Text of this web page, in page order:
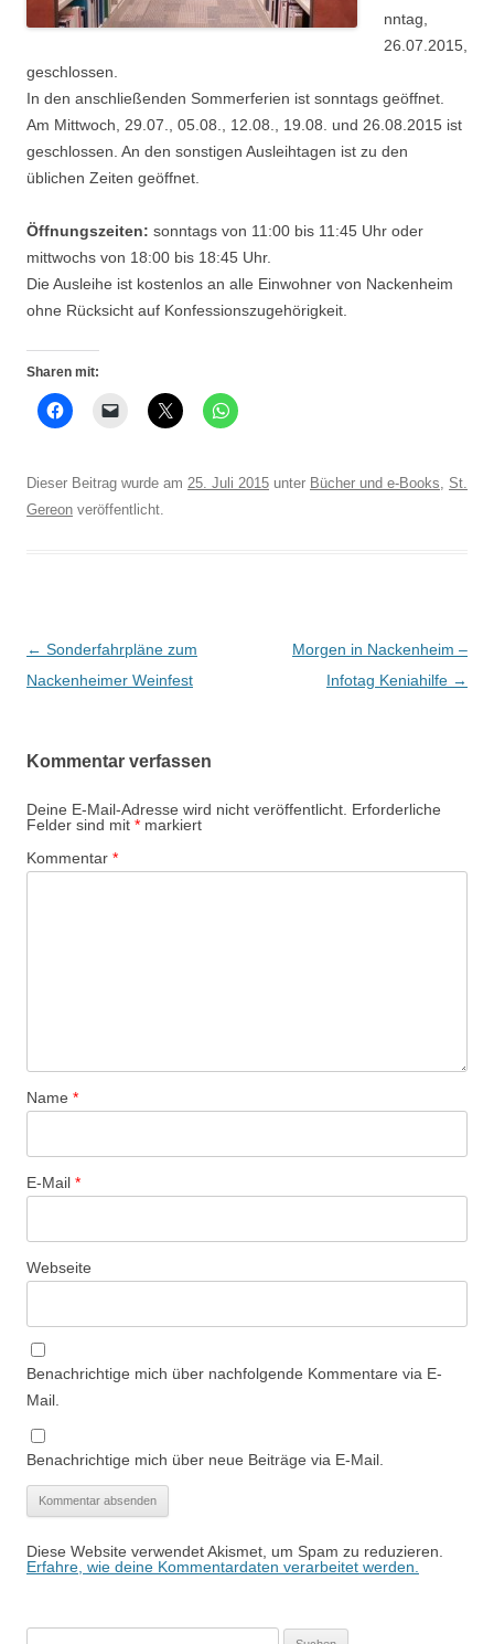
nntag,
26.07.2015,
geschlossen.
In den anschließenden Sommerferien ist sonntags geöffnet.
Am Mittwoch, 29.07., 05.08., 12.08., 19.08. und 26.08.2015 ist
geschlossen. An den sonstigen Ausleihtagen ist zu den
üblichen Zeiten geöffnet.
Öffnungszeiten: sonntags von 11:00 bis 11:45 Uhr oder
mittwochs von 18:00 bis 18:45 Uhr.
Die Ausleihe ist kostenlos an alle Einwohner von Nackenheim
ohne Rücksicht auf Konfessionszugehörigkeit.
Sharen mit:
Dieser Beitrag wurde am 25. Juli 2015 unter Bücher und e-Books, St.
Gereon veröffentlicht.
Beitrags-
Navigation
← Sonderfahrpläne zum
Nackenheimer Weinfest
Morgen in Nackenheim –
Infotag Keniahilfe →
Kommentar verfassen
Deine E-Mail-Adresse wird nicht veröffentlicht. Erforderliche
Felder sind mit * markiert
Kommentar *
Name *
E-Mail *
Webseite
Benachrichtige mich über nachfolgende Kommentare via E-
Mail.
Benachrichtige mich über neue Beiträge via E-Mail.
Diese Website verwendet Akismet, um Spam zu reduzieren.
Erfahre, wie deine Kommentardaten verarbeitet werden.